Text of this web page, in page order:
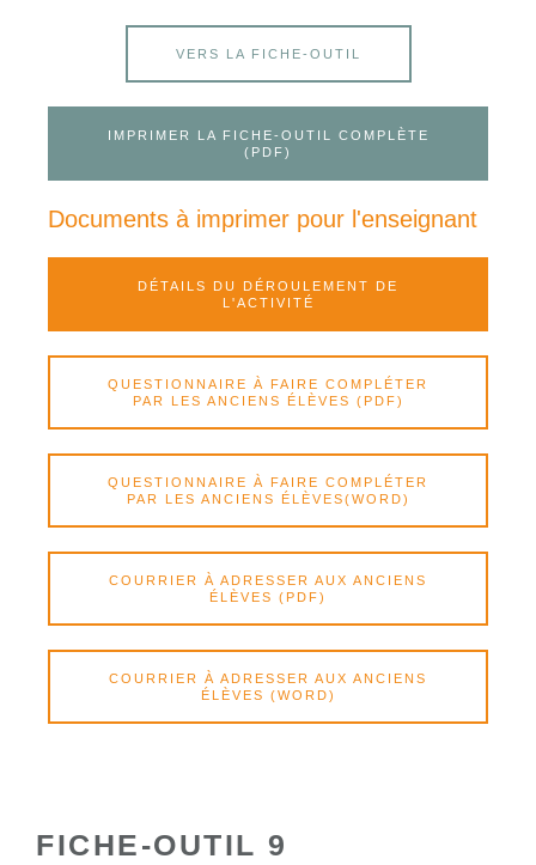
VERS LA FICHE-OUTIL
IMPRIMER LA FICHE-OUTIL COMPLÈTE
(PDF)
Documents à imprimer pour l'enseignant
DÉTAILS DU DÉROULEMENT DE
L'ACTIVITÉ
QUESTIONNAIRE À FAIRE COMPLÉTER
PAR LES ANCIENS ÉLÈVES (PDF)
QUESTIONNAIRE À FAIRE COMPLÉTER
PAR LES ANCIENS ÉLÈVES(WORD)
COURRIER À ADRESSER AUX ANCIENS
ÉLÈVES (PDF)
COURRIER À ADRESSER AUX ANCIENS
ÉLÈVES (WORD)
FICHE-OUTIL 9